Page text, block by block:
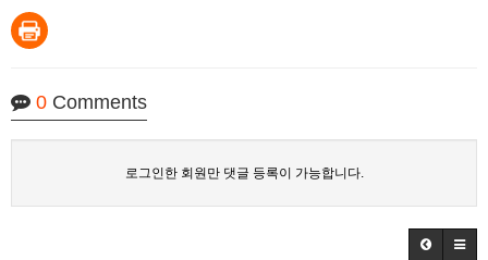
0 Comments
로그인한 회원만 댓글 등록이 가능합니다.